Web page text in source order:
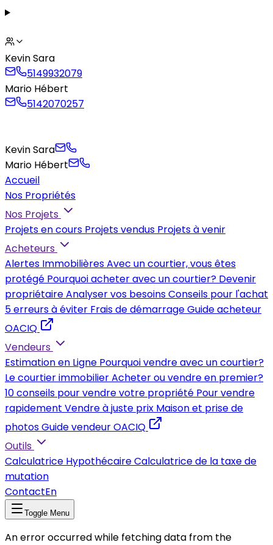
Kevin Sara
5149932079
Mario Hébert
5142070257
Kevin Sara
Mario Hébert
Accueil
Nos Propriétés
Nos Projets
Projets en cours Projets vendus Projets à venir
Acheteurs
Alertes ImmobilièresAvec un courtier, vous êtes
protégé Pourquoi acheter avec un courtier? Devenir
propriétaireAnalyser vos besoinsConseils pour l'achat
5 erreurs à éviter Frais de démarrageGuide acheteur
OACIQ
Vendeurs
Estimation en Ligne Pourquoi vendre avec un courtier?
Le courtier immobilierAcheter ou vendre en premier?
10 conseils pour vendre votre propriété Pour vendre
rapidement Vendre à juste prix Maison et prise de
photosGuide vendeur OACIQ
Outils
Calculatrice HypothécaireCalculatrice de la taxe de
mutation
ContactEn
Toggle Menu
An error occurred while fetching data from the